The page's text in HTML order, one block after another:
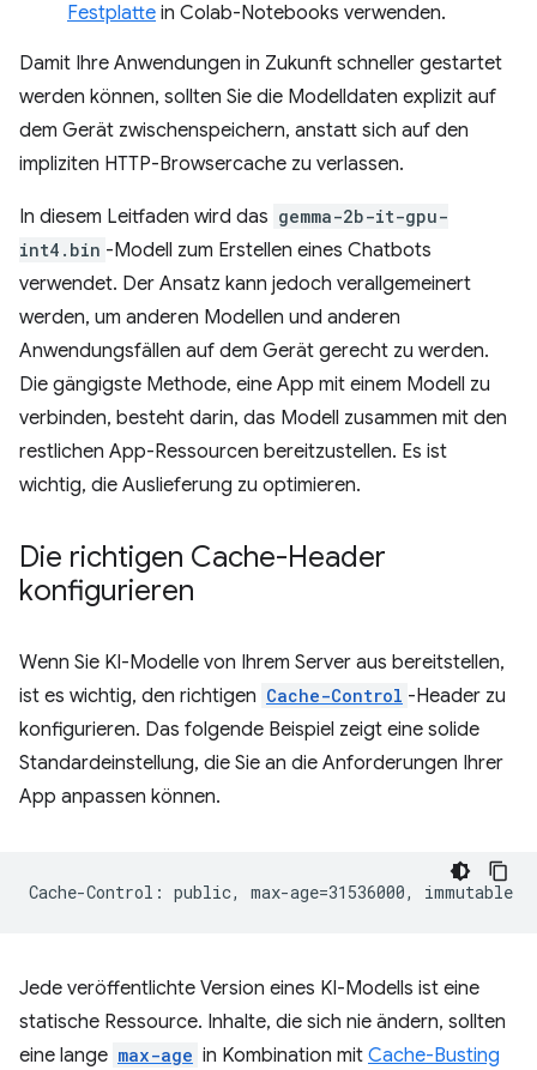
Festplatte in Colab-Notebooks verwenden.
Damit Ihre Anwendungen in Zukunft schneller gestartet
werden können, sollten Sie die Modelldaten explizit auf
dem Gerät zwischenspeichern, anstatt sich auf den
impliziten HTTP-Browsercache zu verlassen.
In diesem Leitfaden wird das gemma-2b-it-gpu-
int4.bin -Modell zum Erstellen eines Chatbots
verwendet. Der Ansatz kann jedoch verallgemeinert
werden, um anderen Modellen und anderen
Anwendungsfällen auf dem Gerät gerecht zu werden.
Die gängigste Methode, eine App mit einem Modell zu
verbinden, besteht darin, das Modell zusammen mit den
restlichen App-Ressourcen bereitzustellen. Es ist
wichtig, die Auslieferung zu optimieren.
Die richtigen Cache-Header
konfigurieren
Wenn Sie KI-Modelle von Ihrem Server aus bereitstellen,
ist es wichtig, den richtigen Cache-Control -Header zu
konfigurieren. Das folgende Beispiel zeigt eine solide
Standardeinstellung, die Sie an die Anforderungen Ihrer
App anpassen können.
Jede veröffentlichte Version eines KI-Modells ist eine
statische Ressource. Inhalte, die sich nie ändern, sollten
eine lange max-age in Kombination mit Cache-Busting